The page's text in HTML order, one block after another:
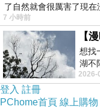
據，且不失情
法」為理由，指
棄成功，但國籍
問題出在中國
籍。一方面藉此
了自然就會很厲害了現
7 小時前
想找
湖不
內湖
2026-
登入 註冊
PChome首頁 線上購物